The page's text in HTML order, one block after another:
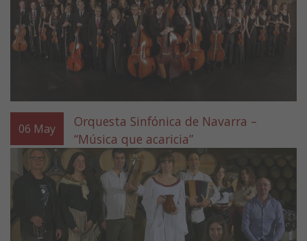
06 May
Orquesta Sinfónica de Navarra –
“Música que acaricia”